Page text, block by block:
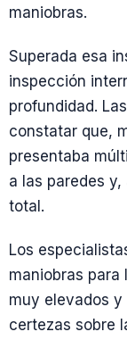
maniobras.
Superada esa
inspección
profundidad.
constatar que,
presentaba
a las paredes
total.
Los
maniobras para
muy elevados
certezas sobre